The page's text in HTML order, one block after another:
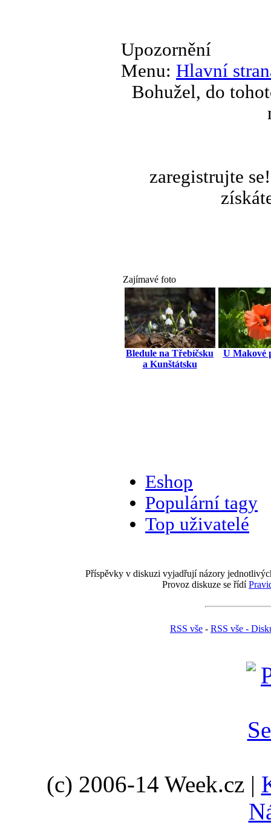
Upozornění
Menu: Hlavní
Bohužel, do
zaregistrujte
Zajímavé foto
Bledule na Třebíčsku
a Kunštátsku
U Makové
Eshop
Populární tagy
Top uživatelé
Příspěvky v diskuzi vyjadřují názory
Provoz diskuze se řídí
RSS vše - RSS vše -
(c) 2006-14 Week.cz |